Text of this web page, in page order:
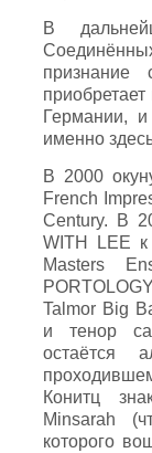
В
признание
Германии,
именно
В 2000
French
Century. В
WITH LEE к
Masters
Talmor Big
и тенор
остаётся
Конитц
Minsarah
которого